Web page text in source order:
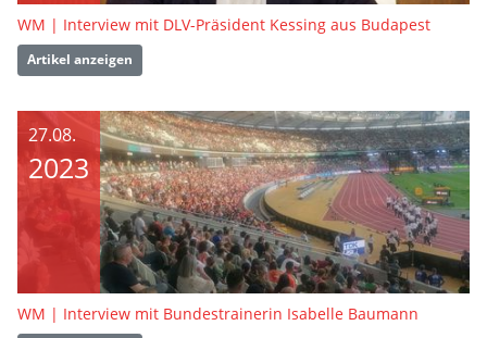
WM | Interview mit DLV-Präsident Kessing aus Budapest
Artikel anzeigen
27.08.
2023
WM | Interview mit Bundestrainerin Isabelle Baumann